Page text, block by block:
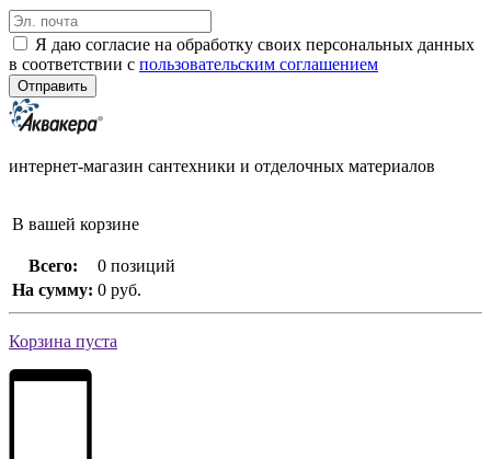
Я даю согласие на обработку своих персональных данных
в соответствии с пользовательским соглашением
интернет-магазин сантехники и отделочных материалов
В вашей корзине
Всего:
0 позиций
На сумму: 0 руб.
Корзина пуста